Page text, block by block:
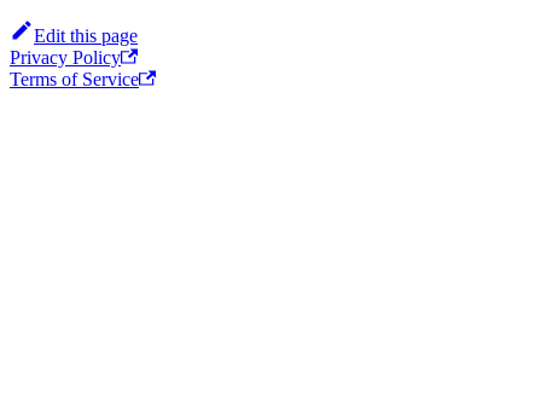
Edit this page
Privacy Policy
Terms of Service